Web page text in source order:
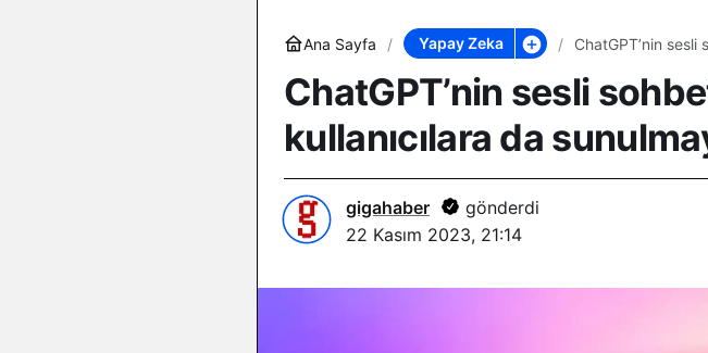
Ana Sayfa Yapay Zeka ChatGPT’nin
ChatGPT’nin sesli
kullanıcılara da
gigahaber
gönderdi
22 Kasım 2023, 21:14